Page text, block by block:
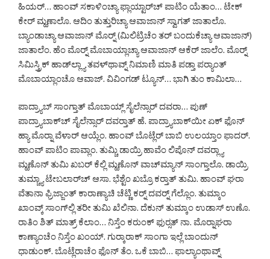
ಹಿಯರ್… ಹಾಂವ್ ಸಕಾಳಿಂಚ್ಯಾ ಫ್ಲಾಯ್ಟಾರ್‌ಚ್ ಪಾಟಿಂ ಯೆತಾಂ… ಟೇಕ್
ಕೇರ್ ಮ್ಹಣಾಲೊ. ಆದಿಂ ತುತ್ತುರಿಚ್ಯಾ ಆವಾಜಾನ್ ಸ್ವಾಗತ್ ಜಾತಾಲೊ.
ಬ್ಯಾಂಡಾಚ್ಯಾ ಆವಾಜಾನ್ ಮೊರ್‍ನ್ (ಮಿಲಿಟ್ರಿಚೆಂ ತರ್ ಬಂದುಕೆಚ್ಯಾ ಆವಾಜಾನ್)
ಜಾತಾಲೆಂ. ಹೆಂ ಮೊರ್‍ನ್ ಮೊಬಾಯ್ಲಾಚ್ಯಾ ಆವಾಜಾನ್ ಆಕೆರ್ ಜಾಲೆಂ. ಮೊರ್‍ನ್
ಸಿಮಿಸ್ತ್ರಿಕ್ ಹಾಡ್‌ಲ್ಲ್ಯಾ ತವಳ್‌ಥಾವ್ನ್ ನಿಮಾಣಿ ಮಾತಿ ಪಡ್ತಾ ಪರ್‍ಯಾಂತ್
ಮೊಬಾಯ್ಲಾಂಚೊ ಆವಾಜ್. ವಿವಿಂಗಡ್ ಟ್ಯೂನ್… ಭಾಗಿ ತುಂ ಕಾಮಿಲಾ…
ಪಾದ್ರ್ಯಾಬ್ ಸಾಂಗ್ತಾತ್ ಮೊಬಾಯ್ಲ್ ಸೈಲೆನ್ಸಾರ್ ದವರಾ… ಪುಣ್
ಪಾದ್ರ್ಯಾಬಾಕ್‌ಚ್ ಸೈಲೆನ್ಸಾರ್ ದವರ್‍ತಾತ್ ಹೆ. ಪಾದ್ರ್ಯಾಬಾಕ್‌ಯೀ ಏಕ್ ಫೊನ್
ಹ್ಯಾ ಮೊರ್‍ನಾ ವೆಳಾರ್ ಆಯ್ಲೆಂ. ಹಾಂವ್ ಬೊಟ್ಲೆರ್ ಬಾಬಿ ಉಲಯ್ತಾಂ ಫಾದರ್.
ಹಾಂವ್ ಪಾಟಿಂ ಪಾವ್ಲಾಂ. ತುಮ್ಚಿ ಡಾಯ್ರಿ ಹಾವೆಂ ಲಿಪೊನ್ ದವರ್‍ಲ್ಯಾ
ಮ್ಹಣೊನ್ ತುಮಿ ಖಬರ್ ಕೆಲ್ಲಿ ಮ್ಹಣೊನ್ ವಾಚ್‌ಮ್ಯಾನ್ ಸಾಂಗ್ತಾಲೊ. ಡಾಯ್ರಿ
ತುಮ್ಚ್ಯಾ ಟೇಬಲಾರ್‌ಚ್ ಆಸಾ. ಭೆಶ್ಟೆಂ ಖಬ್ರೊ ಕರ್‍ತಾತ್ ತುಮಿ. ಹಾಂವ್ ಘರಾ
ವೆತಾನಾ ಫ್ರಿಜ್ಜಾಂತ್ ಕಾರಾಣ್ಯಾಚಿ ಚೆಟ್ಣಿ ಕರ್‍ನ್ ದವರ್‍ನ್ ಗೆಲ್ಲೊಂ. ತುಮ್ಕಾಂ
ಖಾಂವ್ಕ್ ಸಾಂಗ್‌ಲ್ಲಿ ತರೀ ತುಮಿ ಖೆಲಿನಾ. ದೆಕುನ್ ತುಮ್ಕಾಂ ಉಡಾಸ್ ಉಣೊ.
ರಾತಿಂ ಶಿತ್ ಮಾತ್ರ್ ಕೆಲಾಂ… ನಿಸ್ತೆಂ ಕರುಂಕ್ ಫುರ್‍ಸತ್ ನಾ. ಮೊರ್‍ನಾಘರಾ
ಕಾಣ್ಯಾಂಚೆಂ ನಿಸ್ತೆಂ ಖಂಯ್. ಗುರ್‍ಕಾರಾಕ್ ಸಾಂಗಾ ಇಲ್ಲೆ ಬಾಂದುನ್
ಧಾಡುಂಕ್. ಬೊಟ್ಲೆರಾಚೆಂ ಫೊನ್ ತೆಂ. ಒಕೆ ಬಾಬಿ… ಫಾಲ್ಯಾಂಥಾವ್ನ್